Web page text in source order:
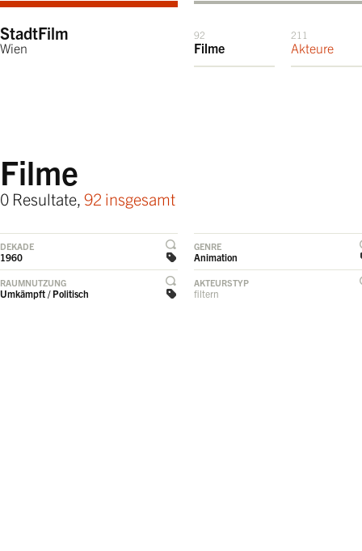
StadtFilm
Wien
92
Filme
211
Akteure
Filme
0 Resultate, 92 insgesamt
DEKADE
1960
GENRE
Animation
RAUMNUTZUNG
Umkämpft / Politisch
AKTEURSTYP
filtern